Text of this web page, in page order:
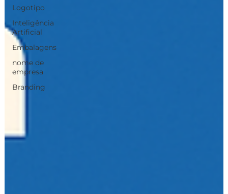
Logotipo
Inteligência
Artificial
Embalagens
nome de
empresa
Branding